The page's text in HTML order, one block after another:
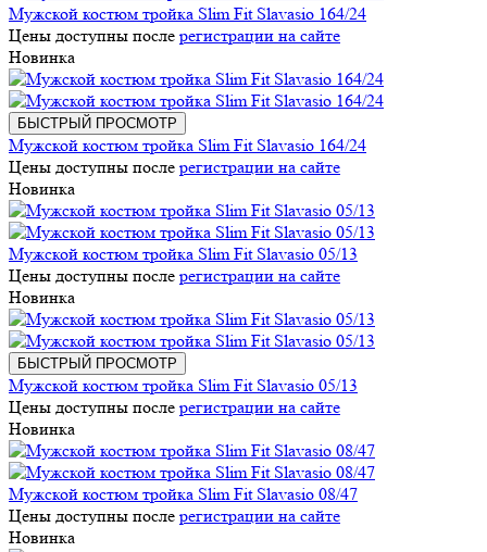
Мужской костюм тройка Slim Fit Slavasio 164/24
Цены доступны после регистрации на сайте
Новинка
БЫСТРЫЙ ПРОСМОТР
Мужской костюм тройка Slim Fit Slavasio 164/24
Цены доступны после регистрации на сайте
Новинка
Мужской костюм тройка Slim Fit Slavasio 05/13
Цены доступны после регистрации на сайте
Новинка
БЫСТРЫЙ ПРОСМОТР
Мужской костюм тройка Slim Fit Slavasio 05/13
Цены доступны после регистрации на сайте
Новинка
Мужской костюм тройка Slim Fit Slavasio 08/47
Цены доступны после регистрации на сайте
Новинка